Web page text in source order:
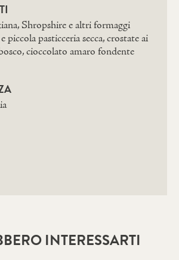
Shropshire e altri formaggi
piccola pasticceria secca, crostate ai
cioccolato amaro fondente
INTERESSARTI